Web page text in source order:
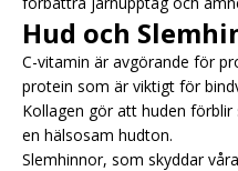
Hud och
C-vitamin är avgörande för
protein som är viktigt för
Kollagen gör att huden
en hälsosam hudton.
Slemhinnor, som skyddar